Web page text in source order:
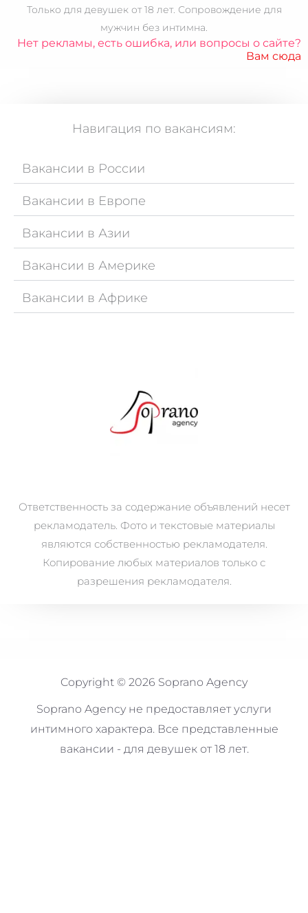
Только для девушек от 18 лет. Сопровождение для
мужчин без интимна.
Нет рекламы, есть ошибка, или вопросы о сайте?
Вам сюда
Навигация по вакансиям:
Вакансии в России
Вакансии в Европе
Вакансии в Азии
Вакансии в Америке
Вакансии в Африке
Ответственность за содержание объявлений несет
рекламодатель. Фото и текстовые материалы
являются собственностью рекламодателя.
Копирование любых материалов только с
разрешения рекламодателя.
Copyright © 2026 Soprano Agency
Soprano Agency не предоставляет услуги
интимного характера. Все представленные
вакансии - для девушек от 18 лет.